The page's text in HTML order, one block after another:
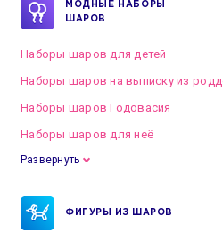
МОДНЫЕ НАБОРЫ
ШАРОВ
Наборы шаров для детей
Наборы шаров на выписку из
Наборы шаров Годовасия
Наборы шаров для неё
Развернуть
ФИГУРЫ ИЗ ШАРОВ